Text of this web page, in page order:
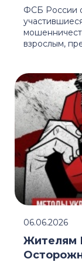
ФСБ России
взрослым,
Жителям
06.06.2026